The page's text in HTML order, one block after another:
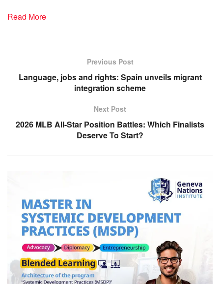
Read More
Previous Post
Language, jobs and rights: Spain unveils migrant
integration scheme
Next Post
2026 MLB All-Star Position Battles: Which Finalists
Deserve To Start?